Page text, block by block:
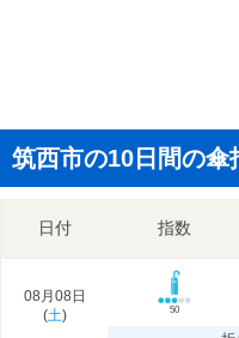
筑西市の10日間の傘
日付 指数
08月08日
(土) 50